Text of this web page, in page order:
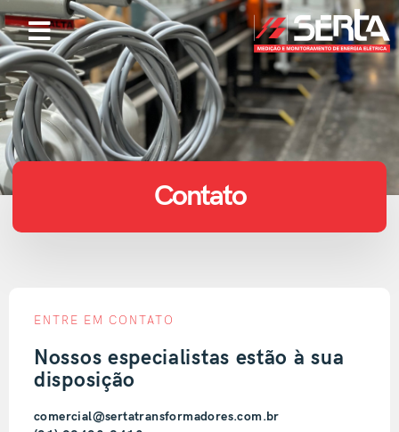
Contato
ENTRE EM CONTATO
Nossos especialistas estão à sua
disposição
comercial@sertatransformadores.com.br